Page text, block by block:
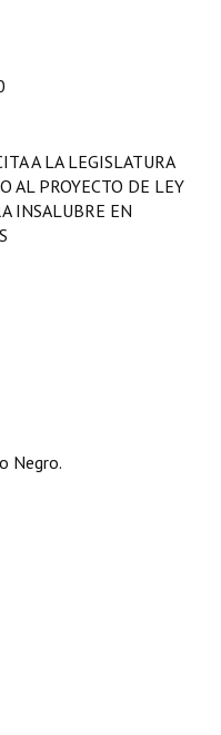
A LA LEGISLATURA
AL PROYECTO DE LEY
INSALUBRE EN
Negro.